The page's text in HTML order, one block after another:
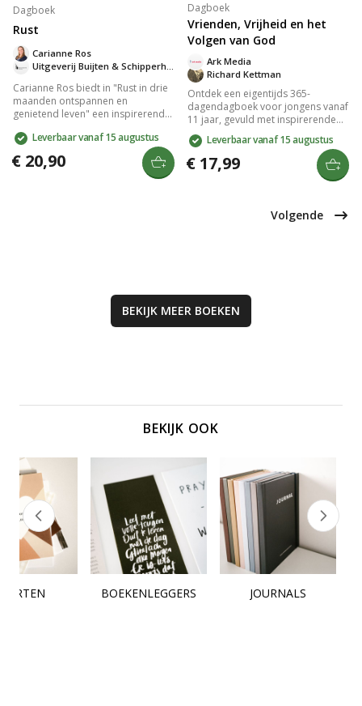
Dagboek
Rust
Carianne Ros
Carianne Ros biedt in "Rust in drie
maanden ontspannen en
genietend leven" een inspirerende
therapeut en christen neemt ze je
100 dagen mee om liefde te laten
doordringen in je leven, wat leidt
Leverbaar vanaf 15 augustus
€ 20,90
Dagboek
Vrienden, Vrijheid en het
Volgen van God
Richard Kettman
Ark Media
Ontdek een eigentijds 365-
dagendagboek voor jongens vanaf
11 jaar, gevuld met inspirerende
bijbelteksten en korte stukken over
relevante thema's zoals
vriendschap, keuzes maken en
vergeving. Met een stoere
vormgeving en praktische inhoud
jongeren helpt hun geloof te
Leverbaar vanaf 15 augustus
€ 17,99
Volgende
BEKIJK MEER BOEKEN
BEKIJK OOK
BOEKENLEGGERS JOURNALS